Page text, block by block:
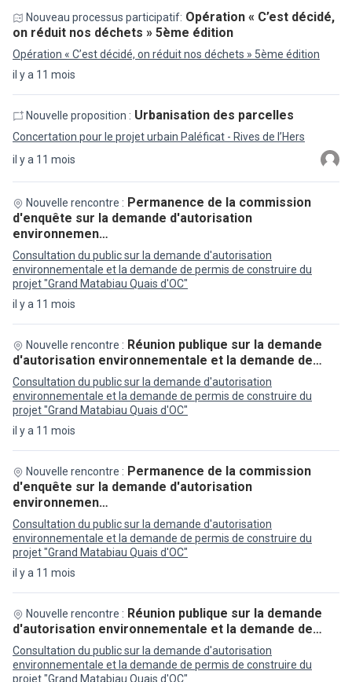
il y a 11 mois
Nouveau processus participatif: Opération « C’est décidé,
on réduit nos déchets » 5ème édition
Opération « C’est décidé, on réduit nos déchets » 5ème édition
il y a 11 mois
Nouvelle proposition : Urbanisation des parcelles
Concertation pour le projet urbain Paléficat - Rives de l’Hers
il y a 11 mois
Nouvelle rencontre : Permanence de la commission
d'enquête sur la demande d'autorisation
environnemen…
Consultation du public sur la demande d'autorisation
environnementale et la demande de permis de construire du
projet "Grand Matabiau Quais d'OC"
il y a 11 mois
Nouvelle rencontre : Réunion publique sur la demande
d'autorisation environnementale et la demande de…
Consultation du public sur la demande d'autorisation
environnementale et la demande de permis de construire du
projet "Grand Matabiau Quais d'OC"
il y a 11 mois
Nouvelle rencontre : Permanence de la commission
d'enquête sur la demande d'autorisation
environnemen…
Consultation du public sur la demande d'autorisation
environnementale et la demande de permis de construire du
projet "Grand Matabiau Quais d'OC"
Nouvelle rencontre : Réunion publique sur la demande
d'autorisation environnementale et la demande de…
Consultation du public sur la demande d'autorisation
environnementale et la demande de permis de construire du
projet "Grand Matabiau Quais d'OC"